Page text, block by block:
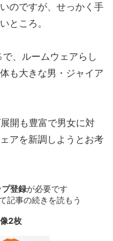
のですが、せっかく手
ところ。
、ルームウェアらし
も大きな男・ジャイア
開も豊富で男女に対
アを新調しようとお考
プ登録が必要です
記事の続きを読もう
2枚